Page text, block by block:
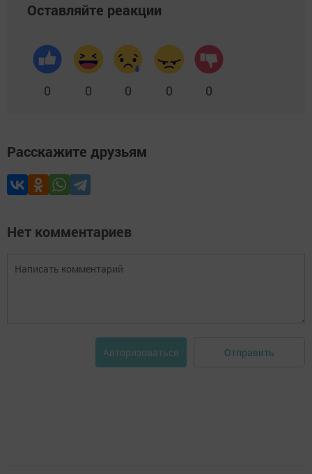
Оставляйте реакции
0 0 0 0 0
Расскажите друзьям
Нет комментариев
Авторизоваться Отправить